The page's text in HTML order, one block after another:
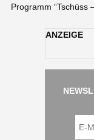
Programm “Tschüss
ANZEIGE